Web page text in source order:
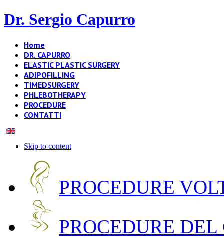
Dr. Sergio Capurro
Home
DR. CAPURRO
ELASTIC PLASTIC SURGERY
ADIPOFILLING
TIMEDSURGERY
PHLEBOTHERAPY
PROCEDURE
CONTATTI
Skip to content
PROCEDURE
PROCEDURE DEL